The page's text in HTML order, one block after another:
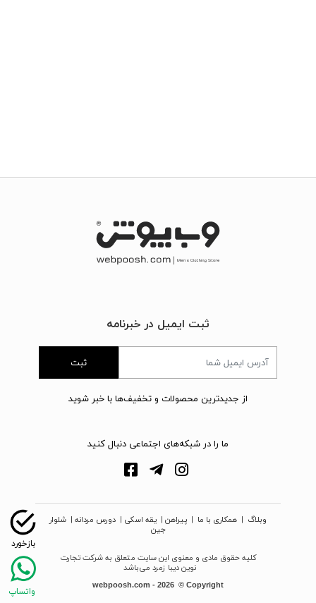
ثبت ایمیل در خبرنامه
ثبت
از جدیدترین محصولات و تخفیف‌ها با خبر شوید
ما را در شبکه‌های اجتماعی دنبال کنید
وبلاگ | همکاری با ما | پیراهن | یقه اسکی | دورس مردانه | شلوار
جین
کلیه حقوق مادی و معنوی این سایت متعلق به شرکت تجارت
نوین دیبا زمرد می‌باشد
webpoosh.com - 2026 © Copyright